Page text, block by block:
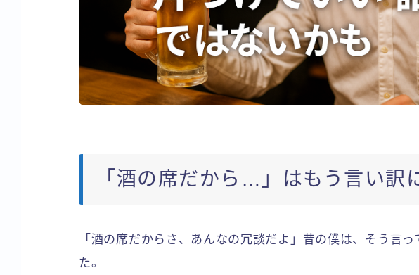
「酒の席だから…」はもう言い訳
「酒の席だからさ、あんなの冗談だよ」昔の僕は、そう言っ
た。